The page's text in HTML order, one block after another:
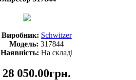
Виробник: Schwitzer
Модель: 317844
Наявність: На складі
28 050.00грн.